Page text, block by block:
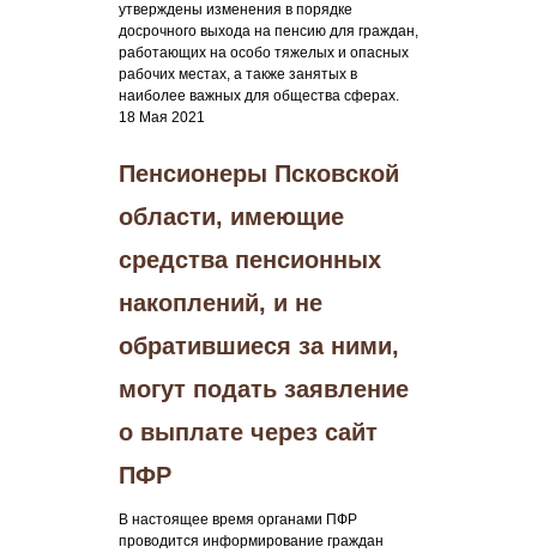
утверждены изменения в порядке
досрочного выхода на пенсию для граждан,
работающих на особо тяжелых и опасных
рабочих местах, а также занятых в
наиболее важных для общества сферах.
18 Мая 2021
Пенсионеры Псковской
области, имеющие
средства пенсионных
накоплений, и не
обратившиеся за ними,
могут подать заявление
о выплате через сайт
ПФР
В настоящее время органами ПФР
проводится информирование граждан